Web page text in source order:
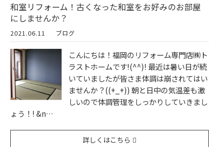
和室リフォーム！古くなった和室をお好みのお部屋
にしませんか？
2021.06.11 ブログ
こんにちは！福岡のリフォーム専門店㈱ト
ラストホームです!(^^)! 最近は暑い日が続
いていましたが皆さま体調は崩されてはい
ませんか？((+_+)) 朝と日中の気温差も激
しいので体調管理をしっかりしていきまし
ょう！! &n…
詳しくはこちら